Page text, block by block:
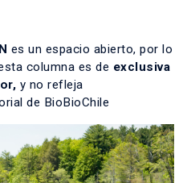
es un espacio abierto, por lo
columna es de exclusiva
y no refleja
de BioBioChile